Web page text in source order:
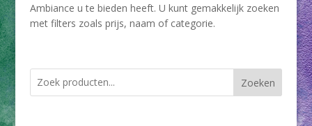
Ambiance u te bieden heeft. U kunt gemakkelijk zoeken
met filters zoals prijs, naam of categorie.
Zoeken